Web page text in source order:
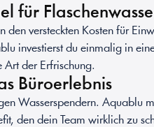
FÜR BÜROS
für
den versteckten Kosten für
investierst du einmalig in
Art der Erfrischung.
Büroerlebnis
Wasserspendern. Aquablu
den dein Team wirklich zu